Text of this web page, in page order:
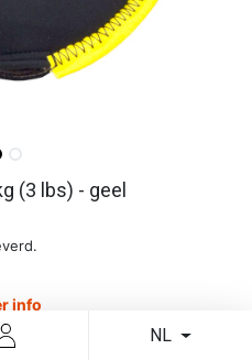
NL
(3 lbs) - geel
info